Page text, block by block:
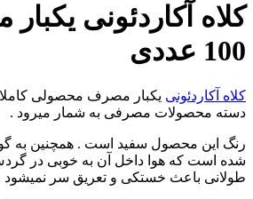
کلاه آکاردئونی
100 عددی
کلاه آکاردئونی یکبار مصرف محصولی
دسته محصولات مصرفی به شمار میرود .
رنگ این محصول سفید است . همچنین به
شده است که هوا داخل آن به خوبی در
طولانی باعث خستکی و تعریق سر نمیشود